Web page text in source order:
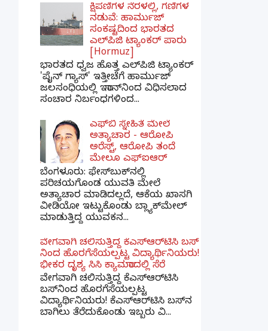
ಕ್ಷಿಪಣಿಗಳ ನೆರಳಲ್ಲಿ, ಗಣಿಗಳ
ನಡುವೆ: ಹಾರ್ಮುಜ್
ಸಂಕಷ್ಟದಿಂದ ಭಾರತದ
ಎಲ್‌ಪಿಜಿ ಟ್ಯಾಂಕರ್ ಪಾರು
[Hormuz]
ಭಾರತದ ಧ್ವಜ ಹೊತ್ತ ಎಲ್‌ಪಿಜಿ ಟ್ಯಾಂಕರ್
'ಪೈನ್ ಗ್ಯಾಸ್' ಇತ್ತೀಚೆಗೆ ಹಾರ್ಮುಜ್
ಜಲಸಂಧಿಯಲ್ಲಿ ಇರಾನ್‌ನಿಂದ ವಿಧಿಸಲಾದ
ಸಂಚಾರ ನಿರ್ಬಂಧಗಳಿಂದ...
ಎಫ್‌ಬಿ ಸ್ನೇಹಿತೆ ಮೇಲೆ
ಅತ್ಯಾಚಾರ - ಆರೋಪಿ
ಅರೆಸ್ಟ್, ಆರೋಪಿ ತಂದೆ
ಮೇಲೂ ಎಫ್ಐಆರ್
ಬೆಂಗಳೂರು: ಫೇಸ್‌ಬುಕ್‌ನಲ್ಲಿ
ಪರಿಚಯಗೊಂಡ ಯುವತಿ ಮೇಲೆ
ಅತ್ಯಾಚಾರ ಮಾಡಿದಲ್ಲದೆ, ಆಕೆಯ ಖಾಸಗಿ
ವೀಡಿಯೋ ಇಟ್ಟುಕೊಂಡು ಬ್ಲ್ಯಾಕ್‌ಮೇಲ್
ಮಾಡುತ್ತಿದ್ದ ಯುವಕನ...
ವೇಗವಾಗಿ ಚಲಿಸುತ್ತಿದ್ದ ಕೆಎಸ್​ಆರ್​ಟಿಸಿ ಬಸ್​
ನಿಂದ ಹೊರಗೆಸೆಯಲ್ಪಟ್ಟ ವಿದ್ಯಾರ್ಥಿನಿಯರು!
ಭೀಕರ ದೃಶ್ಯ ಸಿಸಿ ಕ್ಯಾಮರಾದಲ್ಲಿ ಸೆರೆ
ವೇಗವಾಗಿ ಚಲಿಸುತ್ತಿದ್ದ ಕೆಎಸ್‌ಆರ್‌ಟಿಸಿ
ಬಸ್‌ನಿಂದ ಹೊರಗೆಸೆಯಲ್ಪಟ್ಟ
ವಿದ್ಯಾರ್ಥಿನಿಯರು! ಕೆಎಸ್‌ಆರ್‌ಟಿಸಿ ಬಸ್‌ನ
ಬಾಗಿಲು ತೆರೆದುಕೊಂಡು ಇಬ್ಬರು ವಿ...